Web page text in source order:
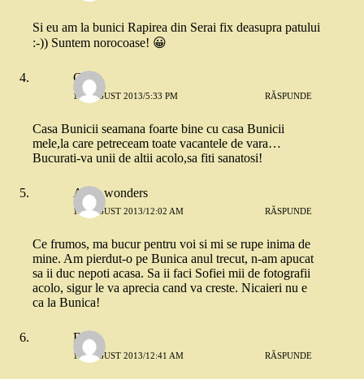
Si eu am la bunici Rapirea din Serai fix deasupra patului
:-)) Suntem norocoase! 😀
Carla
17 AUGUST 2013/5:33 PM RĂSPUNDE
Casa Bunicii seamana foarte bine cu casa Bunicii
mele,la care petreceam toate vacantele de vara…
Bucurati-va unii de altii acolo,sa fiti sanatosi!
Alice wonders
18 AUGUST 2013/12:02 AM RĂSPUNDE
Ce frumos, ma bucur pentru voi si mi se rupe inima de
mine. Am pierdut-o pe Bunica anul trecut, n-am apucat
sa ii duc nepoti acasa. Sa ii faci Sofiei mii de fotografii
acolo, sigur le va aprecia cand va creste. Nicaieri nu e
ca la Bunica!
B.
18 AUGUST 2013/12:41 AM RĂSPUNDE